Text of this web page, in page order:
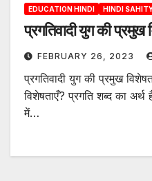
EDUCATION HINDI HINDI
प्रगतिवादी युग की प्रमुख
FEBRUARY 26, 2023
प्रगतिवादी युग की प्रमुख
विशेषताएँ? प्रगति शब्द का
में…